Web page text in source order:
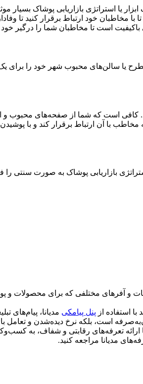
یا استراتژی بازاریابی پوشاک بسیار
خود ارتباط برقرار کنید تا
است تا مخاطبان شما را درگیر خود
یا سالن‌های محبوب شهر خود را برای یک
کافی است که شما از صفحه‌های محبوب و
با آن ارتباط برقرار کند و با
بازاریابی پوشاک به صورت سنتی
و آفرهای مختلفی که برای محصولات و
استفاده از پنل پیامکی مدیانا، پیام‌های
است، بلکه نرخ دیده‌شدن و تعامل
ارائه تعرفه‌های رقابتی و شفاف، به
مدیانا مراجعه کنید.